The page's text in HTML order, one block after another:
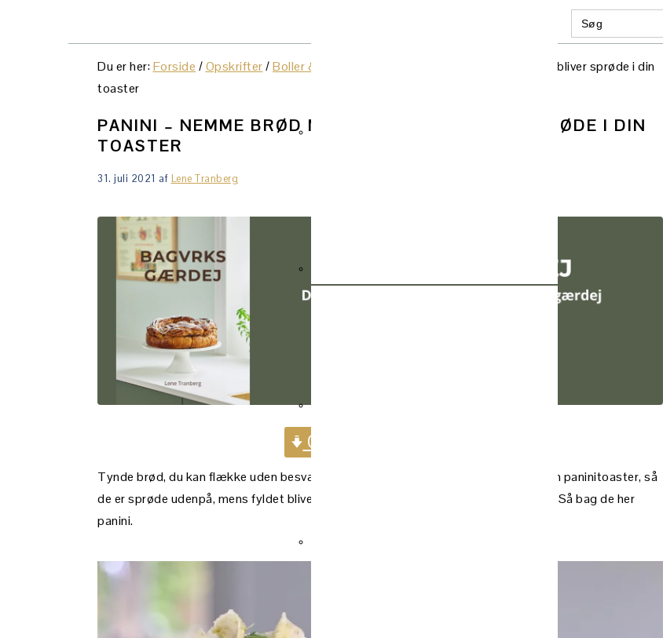
MENU:
SOCIAL
Search
for:
Du er her:Forside /Opskrifter/Boller & brød
Panini – nemme brød med fyld, som bliver sprøde i din
toaster
PANINI – NEMME BRØD MED FYLD, SOM BLIVER SPRØDE I DIN
TOASTER
31. juli 2021 af Lene Tranberg
Gå direkte til opskrift
Tynde brød, du kan flække uden besvær, fylde med alt dit yndlingsfyld og riste i din paninitoaster, så
de er sprøde udenpå, mens fyldet bliver blødt og varmt… Er du også lækkersulten? Så bag de her
panini.